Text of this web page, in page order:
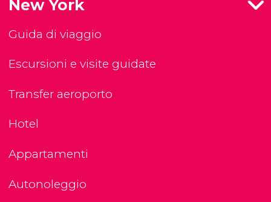
New York
Guida di viaggio
Escursioni e visite guidate
Transfer aeroporto
Hotel
Appartamenti
Autonoleggio